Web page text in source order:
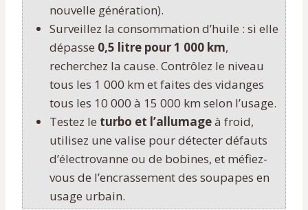
nouvelle génération).
Surveillez la consommation d’huile : si elle
dépasse 0,5 litre pour 1 000 km,
recherchez la cause. Contrôlez le niveau
tous les 1 000 km et faites des vidanges
tous les 10 000 à 15 000 km selon l’usage.
Testez le turbo et l’allumageà froid,
utilisez une valise pour détecter défauts
d’électrovanne ou de bobines, et méfiez-
vous de l’encrassement des soupapes en
usage urbain.